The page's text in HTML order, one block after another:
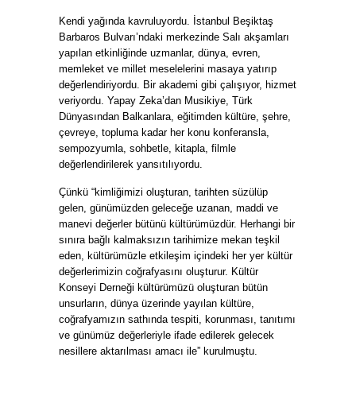
Kendi yağında kavruluyordu. İstanbul Beşiktaş
Barbaros Bulvarı’ndaki merkezinde Salı akşamları
yapılan etkinliğinde uzmanlar, dünya, evren,
memleket ve millet meselelerini masaya yatırıp
değerlendiriyordu. Bir akademi gibi çalışıyor, hizmet
veriyordu. Yapay Zeka’dan Musikiye, Türk
Dünyasından Balkanlara, eğitimden kültüre, şehre,
çevreye, topluma kadar her konu konferansla,
sempozyumla, sohbetle, kitapla, filmle
değerlendirilerek yansıtılıyordu.
Çünkü “kimliğimizi oluşturan, tarihten süzülüp
gelen, günümüzden geleceğe uzanan, maddi ve
manevi değerler bütünü kültürümüzdür. Herhangi bir
sınıra bağlı kalmaksızın tarihimize mekan teşkil
eden, kültürümüzle etkileşim içindeki her yer kültür
değerlerimizin coğrafyasını oluşturur. Kültür
Konseyi Derneği kültürümüzü oluşturan bütün
unsurların, dünya üzerinde yayılan kültüre,
coğrafyamızın sathında tespiti, korunması, tanıtımı
ve günümüz değerleriyle ifade edilerek gelecek
nesillere aktarılması amacı ile” kurulmuştu.